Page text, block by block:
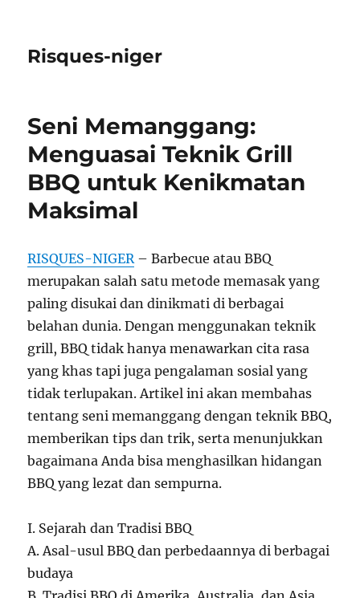
Risques-niger
Seni Memanggang:
Menguasai Teknik Grill
BBQ untuk Kenikmatan
Maksimal
RISQUES-NIGER– Barbecue atau BBQ
merupakan salah satu metode memasak yang
paling disukai dan dinikmati di berbagai
belahan dunia. Dengan menggunakan teknik
grill, BBQ tidak hanya menawarkan cita rasa
yang khas tapi juga pengalaman sosial yang
tidak terlupakan. Artikel ini akan membahas
tentang seni memanggang dengan teknik BBQ,
memberikan tips dan trik, serta menunjukkan
bagaimana Anda bisa menghasilkan hidangan
BBQ yang lezat dan sempurna.
I. Sejarah dan Tradisi BBQ
A. Asal-usul BBQ dan perbedaannya di berbagai
budaya